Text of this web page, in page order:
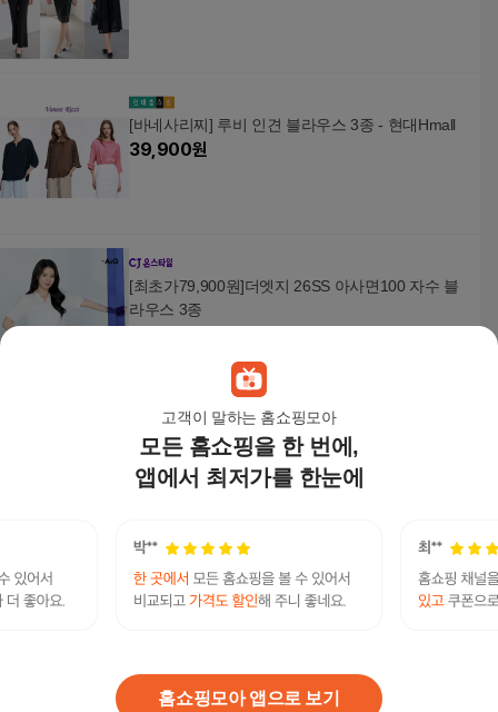
고객이 말하는 홈쇼핑모아
모든 홈쇼핑을 한 번에,
앱에서 최저가를 한눈에
홈쇼핑모아 앱으로 보기
[바네사리찌] 루비 인견 블라우스 3종 - 현대Hmall
39,900원
[최초가79,900원]더엣지 26SS 아사면100 자수 블
라우스 3종
○(런칭가69,900원) 26SS 크링클 시어 블라우스 3
종(+이너 2종)
49,900 원
[GIVERNY] 지베르니 26SS 시어서커 블라우스 재